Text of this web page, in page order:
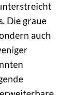
Die graue
auch